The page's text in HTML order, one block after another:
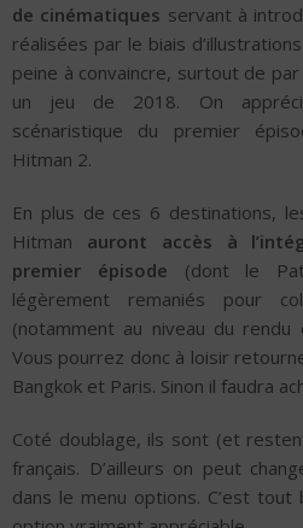
de cinématiques servant à
réalisées par le biais
peine à convaincre, surtout de
un jeu de 2018. On
scénaristique du premier
Hitman 2.
En plus de ces 6 destinations,
Hitman auront accès à
premier épisode (dont le
légèrement remaniés pour
(notamment au niveau du
Vous pourrez donc à loisir
Bangkok et Paris. Sinon il faudra
Coté doublage, ils sont (et
français. D’ailleurs on peut
dans le menu options. C’est